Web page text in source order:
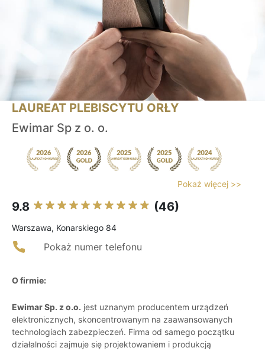
LAUREAT PLEBISCYTU ORŁY
Ewimar Sp z o. o.
Pokaż więcej >>
9.8 (46)
Warszawa, Konarskiego 84
Pokaż numer telefonu
O firmie:
Ewimar Sp. z o.o. jest uznanym producentem urządzeń
elektronicznych, skoncentrowanym na zaawansowanych
technologiach zabezpieczeń. Firma od samego początku
działalności zajmuje się projektowaniem i produkcją